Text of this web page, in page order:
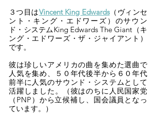
３つ目はVincent King Edwards（ヴィンセ
ント・キング・エドワーズ）のサウン
ド・システムKing Edwards The Giant（キ
ング・エドワーズ・ザ・ジャイアント）
です。
彼は珍しいアメリカの曲を集めた選曲で
人気を集め、５０年代後半から６０年代
前半に人気のサウンド・システムとして
活躍しました。（彼はのちに人民国家党
（PNP）から立候補し、国会議員となっ
ています。）